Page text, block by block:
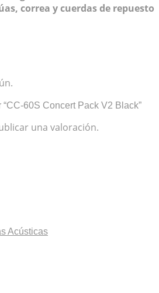
correa y cuerdas de repuesto
60S Concert Pack V2 Black”
una valoración.
Acústicas